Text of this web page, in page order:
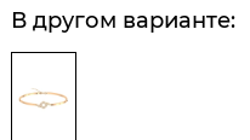
В другом варианте: